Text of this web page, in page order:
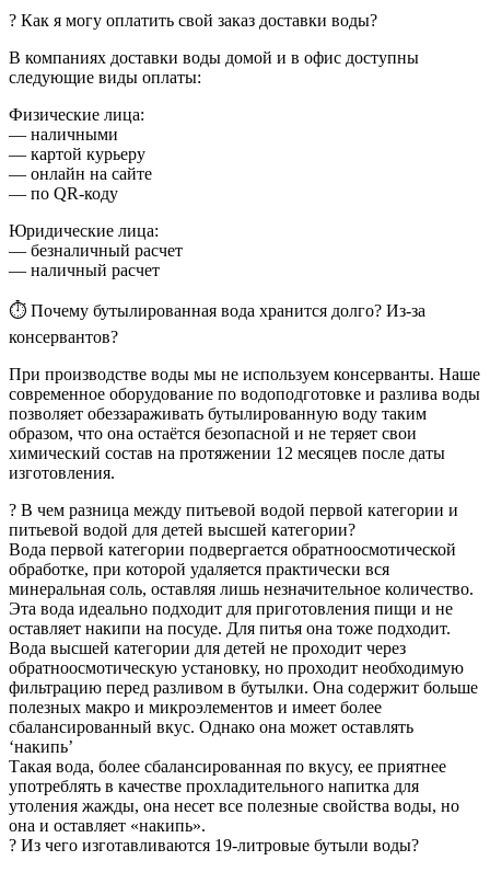
? Как я могу оплатить свой заказ доставки воды?
В компаниях доставки воды домой и в офис доступны
следующие виды оплаты:
Физические лица:
— наличными
— картой курьеру
— онлайн на сайте
— по QR-коду
Юридические лица:
— безналичный расчет
— наличный расчет
⏱ Почему бутылированная вода хранится долго? Из-за
консервантов?
При производстве воды мы не используем консерванты. Наше
современное оборудование по водоподготовке и разлива воды
позволяет обеззараживать бутылированную воду таким
образом, что она остаётся безопасной и не теряет свои
химический состав на протяжении 12 месяцев после даты
изготовления.
? В чем разница между питьевой водой первой категории и
питьевой водой для детей высшей категории?
Вода первой категории подвергается обратноосмотической
обработке, при которой удаляется практически вся
минеральная соль, оставляя лишь незначительное количество.
Эта вода идеально подходит для приготовления пищи и не
оставляет накипи на посуде. Для питья она тоже подходит.
Вода высшей категории для детей не проходит через
обратноосмотическую установку, но проходит необходимую
фильтрацию перед разливом в бутылки. Она содержит больше
полезных макро и микроэлементов и имеет более
сбалансированный вкус. Однако она может оставлять
‘накипь’
Такая вода, более сбалансированная по вкусу, ее приятнее
употреблять в качестве прохладительного напитка для
утоления жажды, она несет все полезные свойства воды, но
она и оставляет «накипь».
? Из чего изготавливаются 19-литровые бутыли воды?